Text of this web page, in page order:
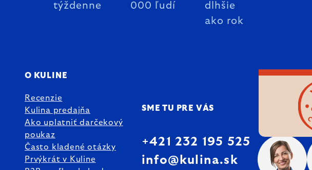
týždenne
000 ľudí
dlhšie
ako rok
O KULINE
Recenzie
Kulina predajňa
Ako uplatniť darčekový
poukaz
Často kladené otázky
Prvýkrát v Kuline
SME TU PRE VÁS
+421 232 195 525
info@kulina.sk